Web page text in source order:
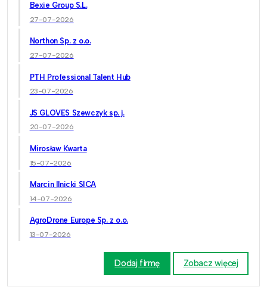
Bexie Group S.L.
27-07-2026
Northon Sp. z o.o.
27-07-2026
PTH Professional Talent Hub
23-07-2026
JS GLOVES Szewczyk sp. j.
20-07-2026
Mirosław Kwarta
15-07-2026
Marcin Ilnicki SICA
14-07-2026
AgroDrone Europe Sp. z o.o.
13-07-2026
Dodaj firmę Zobacz więcej